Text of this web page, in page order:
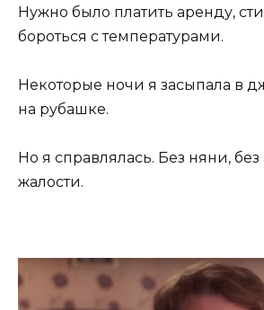
Нужно было платить аренду,
бороться с температурами.
Некоторые ночи я засыпала в
на рубашке.
Но я справлялась. Без няни,
жалости.